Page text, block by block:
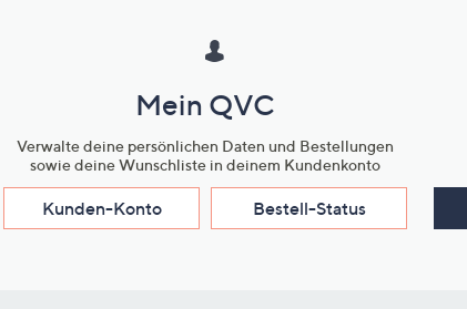
Mein QVC
Verwalte deine persönlichen Daten und Bestellungen
sowie deine Wunschliste in deinem Kundenkonto
Kunden-Konto Bestell-Status